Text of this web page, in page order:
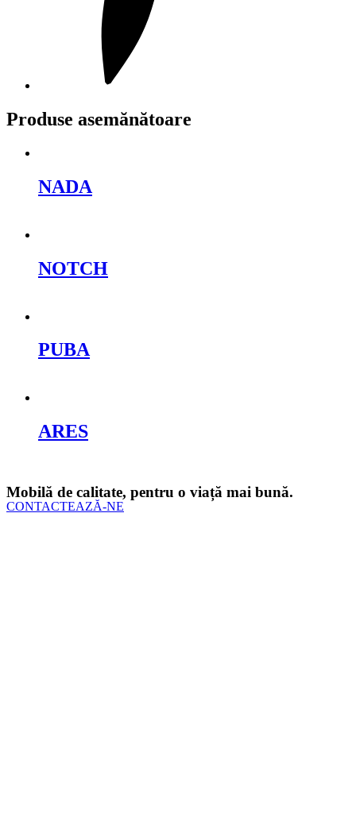
Produse asemănătoare
NADA
NOTCH
PUBA
ARES
Mobilă de calitate, pentru o viață mai bună.
CONTACTEAZĂ-NE